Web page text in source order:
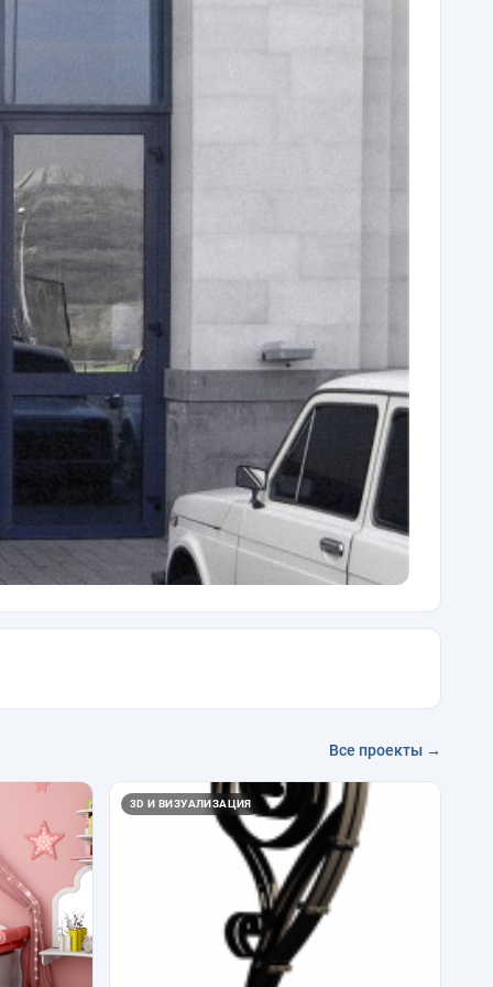
Все проекты →
3D И ВИЗУАЛИЗАЦИЯ